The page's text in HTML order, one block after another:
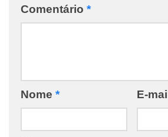
Comentário *
Nome * E-